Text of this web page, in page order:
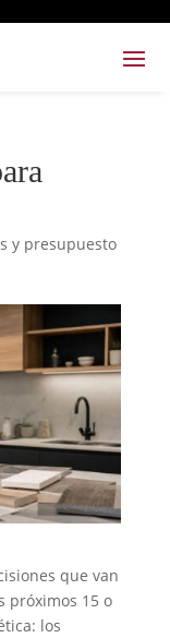
y presupuesto
que van
próximos 15 o
los